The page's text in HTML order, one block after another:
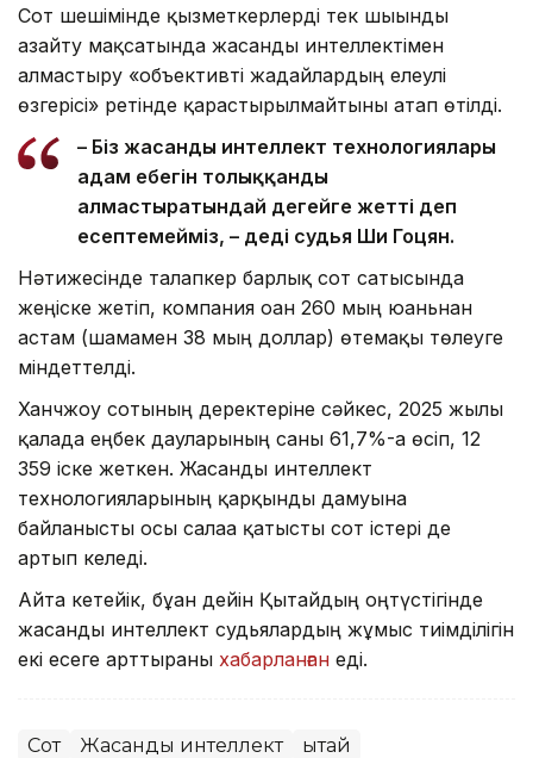
Сот шешімінде қызметкерлерді тек шығынды
азайту мақсатында жасанды интеллектімен
алмастыру «объективті жағдайлардың елеулі
өзгерісі» ретінде қарастырылмайтыны атап өтілді.
– Біз жасанды интеллект технологиялары
адам еңбегін толыққанды
алмастыратындай деңгейге жетті деп
есептемейміз, – деді судья Ши Гоцян.
Нәтижесінде талапкер барлық сот сатысында
жеңіске жетіп, компания оған 260 мың юаньнан
астам (шамамен 38 мың доллар) өтемақы төлеуге
міндеттелді.
Ханчжоу сотының деректеріне сәйкес, 2025 жылы
қалада еңбек дауларының саны 61,7%-ға өсіп, 12
359 іске жеткен. Жасанды интеллект
технологияларының қарқынды дамуына
байланысты осы салаға қатысты сот істері де
артып келеді.
Айта кетейік, бұған дейін Қытайдың оңтүстігінде
жасанды интеллект судьялардың жұмыс тиімділігін
екі есеге арттырғаны хабарланған еді.
Сот Жасанды интеллект Қытай